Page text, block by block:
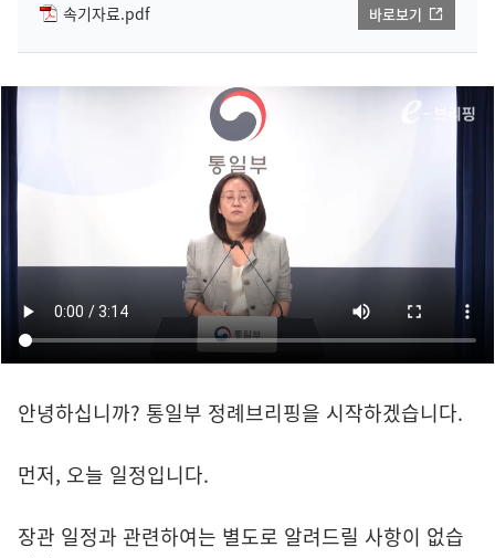
속기자료.pdf 바로보기
안녕하십니까? 통일부 정례브리핑을 시작하겠습니다.
먼저, 오늘 일정입니다.
장관 일정과 관련하여는 별도로 알려드릴 사항이 없습